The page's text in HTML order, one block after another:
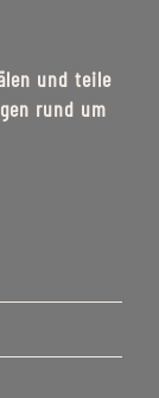
und teile
rund um